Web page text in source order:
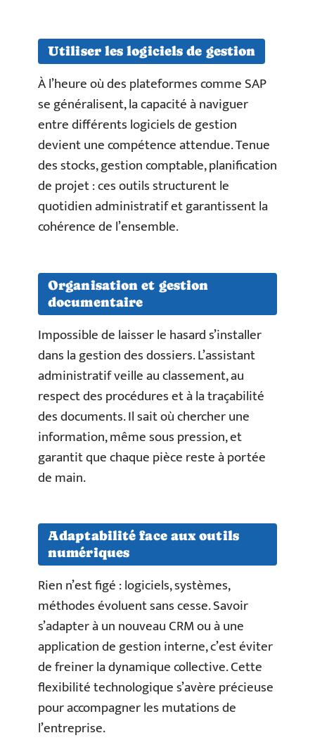
Utiliser les logiciels de gestion
À l’heure où des plateformes comme SAP
se généralisent, la capacité à naviguer
entre différents logiciels de gestion
devient une compétence attendue. Tenue
des stocks, gestion comptable, planification
de projet : ces outils structurent le
quotidien administratif et garantissent la
cohérence de l’ensemble.
Organisation et gestion
documentaire
Impossible de laisser le hasard s’installer
dans la gestion des dossiers. L’assistant
administratif veille au classement, au
respect des procédures et à la traçabilité
des documents. Il sait où chercher une
information, même sous pression, et
garantit que chaque pièce reste à portée
de main.
Adaptabilité face aux outils
numériques
Rien n’est figé : logiciels, systèmes,
méthodes évoluent sans cesse. Savoir
s’adapter à un nouveau CRM ou à une
application de gestion interne, c’est éviter
de freiner la dynamique collective. Cette
flexibilité technologique s’avère précieuse
pour accompagner les mutations de
l’entreprise.